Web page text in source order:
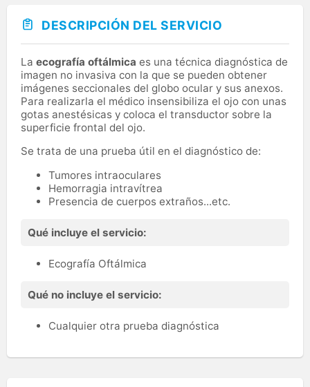
DESCRIPCIÓN DEL SERVICIO
La ecografía oftálmica es una técnica diagnóstica de
imagen no invasiva con la que se pueden obtener
imágenes seccionales del globo ocular y sus anexos.
Para realizarla el médico insensibiliza el ojo con unas
gotas anestésicas y coloca el transductor sobre la
superficie frontal del ojo.
Se trata de una prueba útil en el diagnóstico de:
Tumores intraoculares
Hemorragia intravítrea
Presencia de cuerpos extraños...etc.
Qué incluye el servicio:
Ecografía Oftálmica
Qué no incluye el servicio:
Cualquier otra prueba diagnóstica